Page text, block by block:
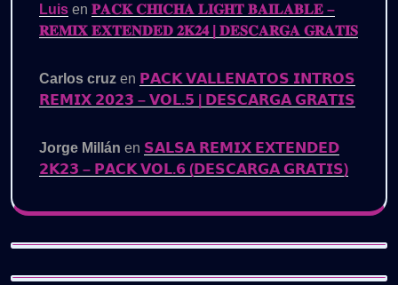
Luis en 𝐏𝐀𝐂𝐊 𝐂𝐇𝐈𝐂𝐇𝐀 𝐋𝐈𝐆𝐇𝐓 𝐁𝐀𝐈𝐋𝐀𝐁𝐋𝐄 –
𝐑𝐄𝐌𝐈𝐗 𝐄𝐗𝐓𝐄𝐍𝐃𝐄𝐃 𝟐𝐊𝟐𝟒 | 𝐃𝐄𝐒𝐂𝐀𝐑𝐆𝐀 𝐆𝐑𝐀𝐓𝐈𝐒
Carlos cruz en 𝗣𝗔𝗖𝗞 𝗩𝗔𝗟𝗟𝗘𝗡𝗔𝗧𝗢𝗦 𝗜𝗡𝗧𝗥𝗢𝗦
𝗥𝗘𝗠𝗜𝗫 𝟮𝟬𝟮𝟯 – 𝗩𝗢𝗟.𝟱 | 𝗗𝗘𝗦𝗖𝗔𝗥𝗚𝗔 𝗚𝗥𝗔𝗧𝗜𝗦
Jorge Millán en 𝗦𝗔𝗟𝗦𝗔 𝗥𝗘𝗠𝗜𝗫 𝗘𝗫𝗧𝗘𝗡𝗗𝗘𝗗
𝟮𝗞𝟮𝟯 – 𝗣𝗔𝗖𝗞 𝗩𝗢𝗟.𝟲 (𝗗𝗘𝗦𝗖𝗔𝗥𝗚𝗔 𝗚𝗥𝗔𝗧𝗜𝗦)